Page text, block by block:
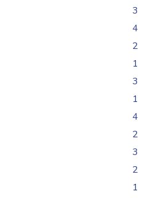
3
4
2
1
3
1
4
2
3
2
1